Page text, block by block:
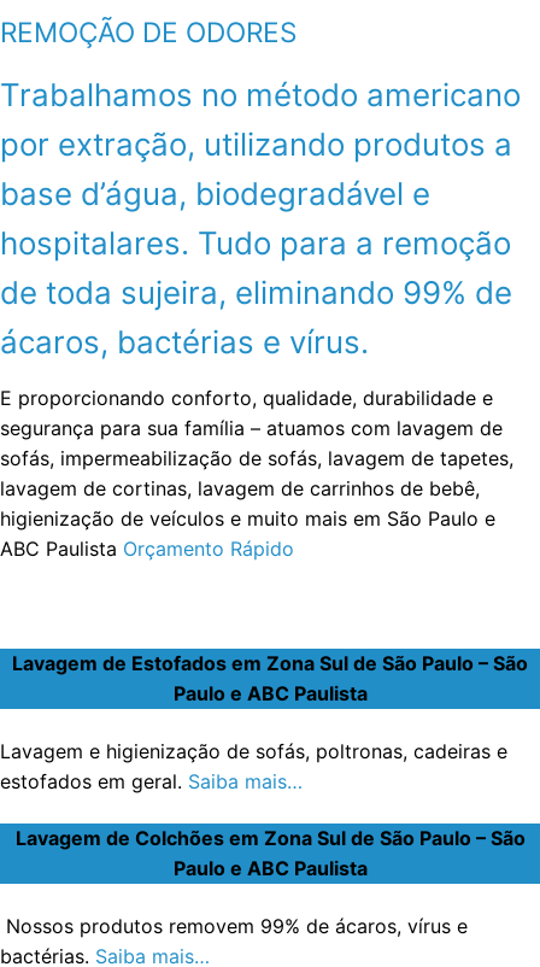
REMOÇÃO DE ODORES
Trabalhamos no método americano
por extração, utilizando produtos a
base d’água, biodegradável e
hospitalares. Tudo para a remoção
de toda sujeira, eliminando 99% de
ácaros, bactérias e vírus.
E proporcionando conforto, qualidade, durabilidade e
segurança para sua família – atuamos com lavagem de
sofás, impermeabilização de sofás, lavagem de tapetes,
lavagem de cortinas, lavagem de carrinhos de bebê,
higienização de veículos e muito mais em São Paulo e
ABC Paulista Orçamento Rápido
Lavagem de Estofados em Zona Sul de São Paulo – São
Paulo e ABC Paulista
Lavagem e higienização de sofás, poltronas, cadeiras e
estofados em geral. Saiba mais…
Lavagem de Colchões em Zona Sul de São Paulo – São
Paulo e ABC Paulista
Nossos produtos removem 99% de ácaros, vírus e
bactérias. Saiba mais…